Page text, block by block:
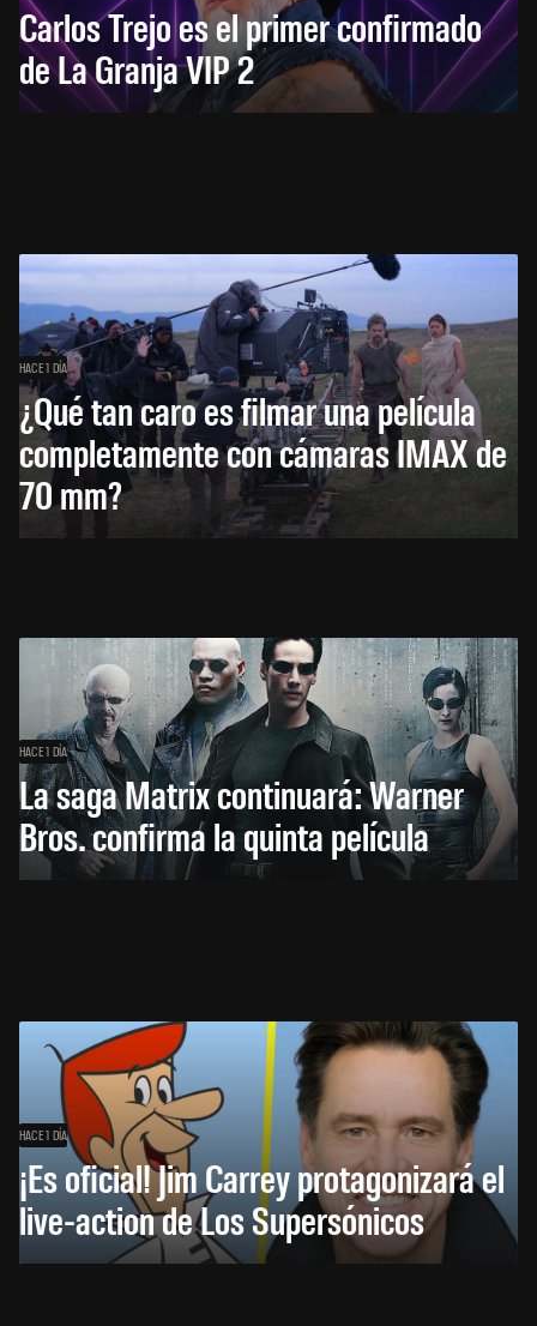
Carlos Trejo es el primer confirmado
de La Granja VIP 2
HACE 1 DÍA
¿Qué tan caro es filmar una película
completamente con cámaras IMAX de
70 mm?
HACE 1 DÍA
La saga Matrix continuará: Warner
Bros. confirma la quinta película
HACE 1 DÍA
¡Es oficial! Jim Carrey protagonizará el
live-action de Los Supersónicos